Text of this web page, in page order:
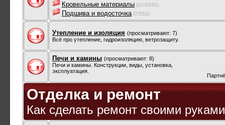
Кровельные материалы (32/1650)
Подшива и водосточка (7/553)
Утепление и изоляция (просматривают: 7)
Всё про утепление, гидроизоляцию, ветрозащиту.
Печи и камины (просматривают: 8)
Печи и камины. Конструкции, виды, установка,
эксплуатация.
Отделка и ремонт
Как сделать ремонт своими